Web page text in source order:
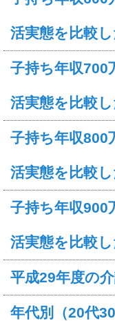
活実態を比較
子持ち年収700
活実態を比較
子持ち年収800
活実態を比較
子持ち年収900
活実態を比較
平成29年度の
年代別（20代